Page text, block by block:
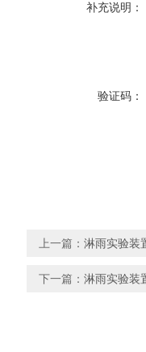
补充说明：
验证码：
上一篇： 淋雨实验装
下一篇： 淋雨实验装